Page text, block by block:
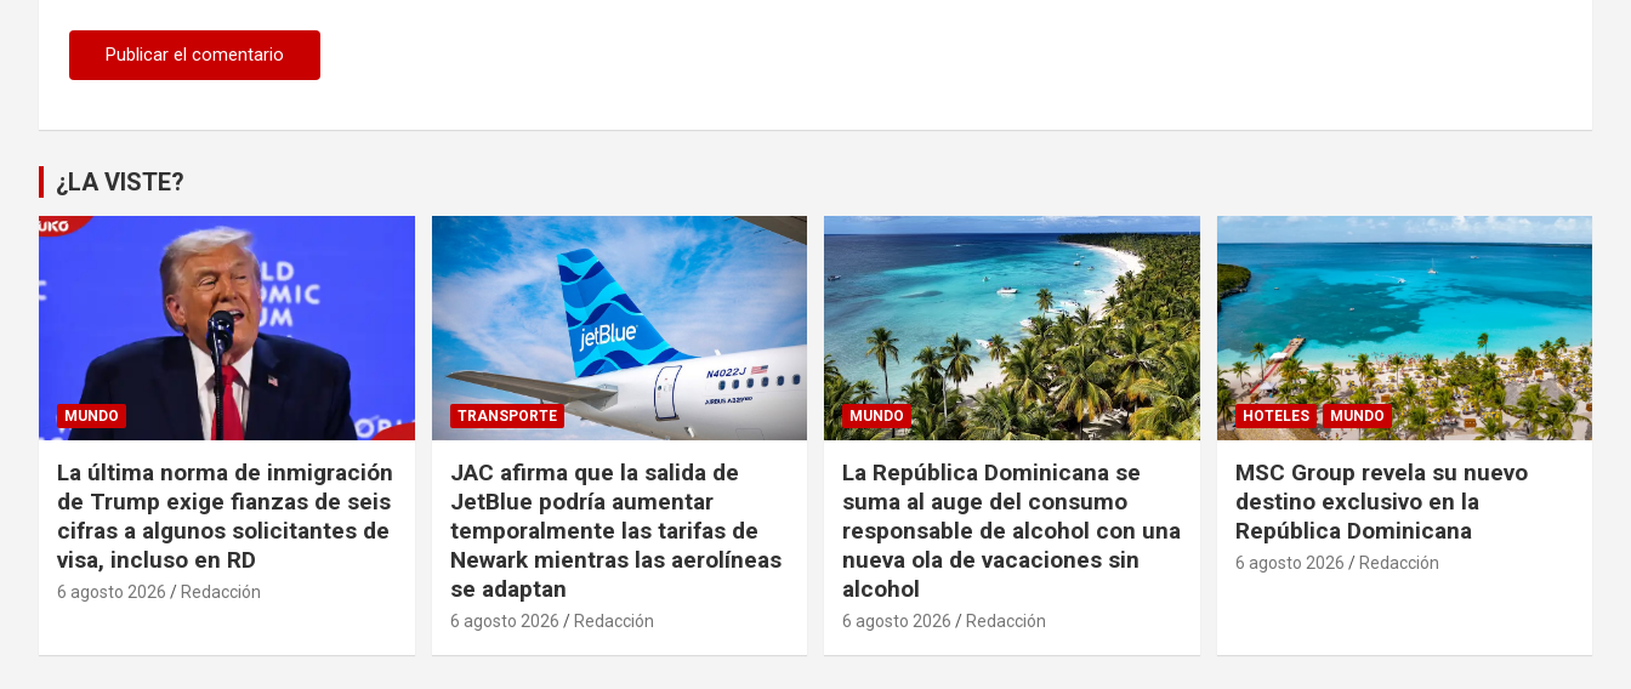
¿LA VISTE?
MUNDO
La última norma de inmigración
de Trump exige fianzas de seis
cifras a algunos solicitantes de
visa, incluso en RD
6 agosto 2026 Redacción
TRANSPORTE
JAC afirma que la salida de
JetBlue podría aumentar
temporalmente las tarifas de
Newark mientras las aerolíneas
se adaptan
6 agosto 2026 Redacción
MUNDO
La República Dominicana se
suma al auge del consumo
responsable de alcohol con una
nueva ola de vacaciones sin
alcohol
6 agosto 2026 Redacción
HOTELES MUNDO
MSC Group revela su nuevo
destino exclusivo en la
República Dominicana
6 agosto 2026 Redacción